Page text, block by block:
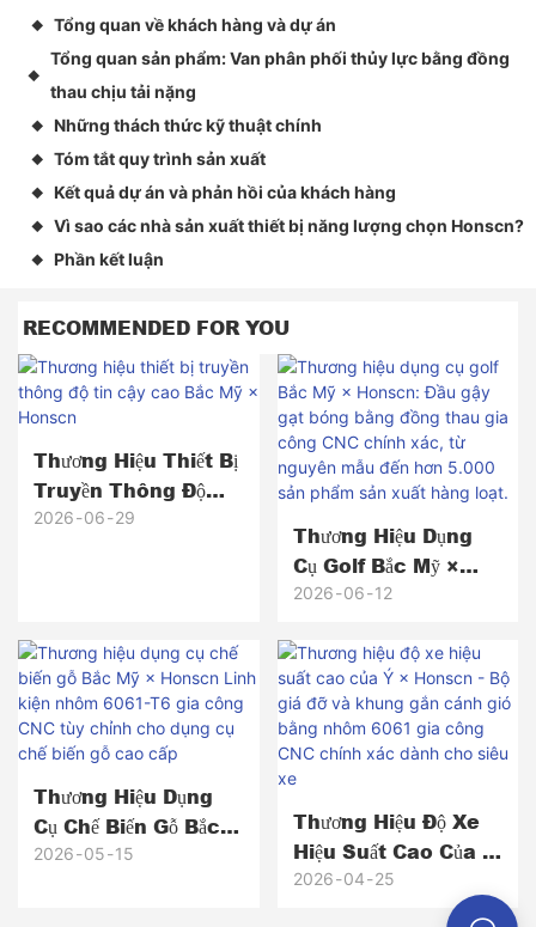
◆ Tổng quan về khách hàng và dự án
◆
Tổng quan sản phẩm: Van phân phối thủy lực bằng đồng
thau chịu tải nặng
◆ Những thách thức kỹ thuật chính
◆ Tóm tắt quy trình sản xuất
◆ Kết quả dự án và phản hồi của khách hàng
◆ Vì sao các nhà sản xuất thiết bị năng lượng chọn Honscn?
◆ Phần kết luận
RECOMMENDED FOR YOU
Thương Hiệu Thiết Bị
Truyền Thông Độ
Tin Cậy Cao Bắc Mỹ
2026 06 29
Thương Hiệu Dụng
Cụ Golf Bắc Mỹ ×
Honscn: Đầu Gậy Gạt
Thau Gia Công CNC
Chính Xác, Từ
Nguyên Mẫu Đến
Hơn 5.000 Sản Phẩm
Sản Xuất Hàng Loạt.
2026 06 12
Thương Hiệu Dụng
Cụ Chế Biến Gỗ Bắc
Mỹ × Honscn Linh
2026 05 15
Thương Hiệu Độ Xe
Hiệu Suất Cao Của Ý
× Honscn - Bộ Giá
Đỡ Và Khung Gắn
2026 04 25